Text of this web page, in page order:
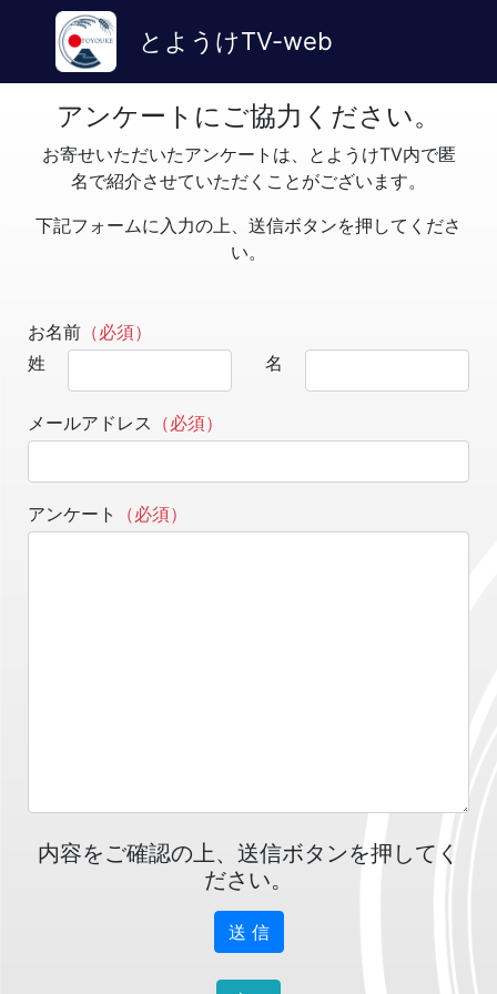
とようけTV-web
アンケートにご協力ください。
お寄せいただいたアンケートは、とようけTV内で匿
名で紹介させていただくことがございます。
下記フォームに入力の上、送信ボタンを押してくださ
い。
お名前 （必須）
姓
名
メールアドレス （必須）
アンケート （必須）
内容をご確認の上、送信ボタンを押してく
ださい。
送 信